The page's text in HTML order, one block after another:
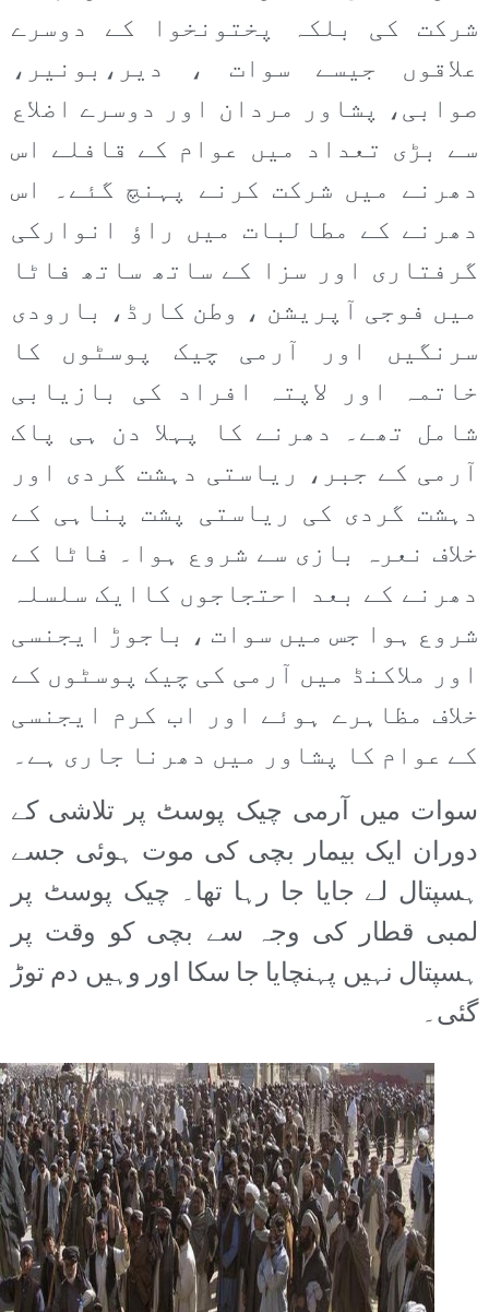
شرکت کی بلکہ پختونخوا کے دوسرے
علاقوں جیسے سوات ، دیر،بونیر،
صوابی، پشاور مردان اور دوسرے اضلاع
سے بڑی تعداد میں عوام کے قافلے اس
دھرنے میں شرکت کرنے پہنچ گئے۔ اس
دھرنے کے مطالبات میں راؤ انوارکی
گرفتاری اور سزا کے ساتھ ساتھ فاٹا
میں فوجی آپریشن ، وطن کارڈ، بارودی
سرنگیں اور آرمی چیک پوسٹوں کا
خاتمہ اور لاپتہ افراد کی بازیابی
شامل تھے۔ دھرنے کا پہلا دن ہی پاک
آرمی کے جبر، ریاستی دہشت گردی اور
دہشت گردی کی ریاستی پشت پناہی کے
خلاف نعرہ بازی سے شروع ہوا۔ فاٹا کے
دھرنے کے بعد احتجاجوں کاایک سلسلہ
شروع ہوا جس میں سوات ، باجوڑ ایجنسی
اور ملاکنڈ میں آرمی کی چیک پوسٹوں کے
خلاف مظاہرے ہوئے اور اب کرم ایجنسی
کے عوام کا پشاور میں دھرنا جاری ہے۔
سوات میں آرمی چیک پوسٹ پر تلاشی کے
دوران ایک بیمار بچی کی موت ہوئی جسے
ہسپتال لے جایا جا رہا تھا۔ چیک پوسٹ پر
لمبی قطار کی وجہ سے بچی کو وقت پر
ہسپتال نہیں پہنچایا جا سکا اور وہیں دم توڑ
گئی۔